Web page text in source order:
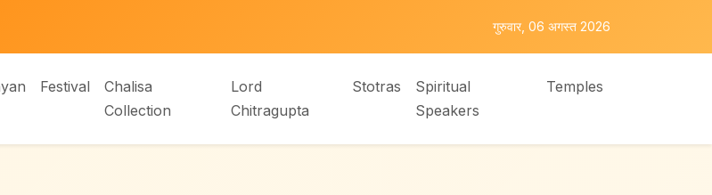
गुरुवार, 06 अगस्त 2026
Festival
Chalisa
Collection
Lord
Chitragupta
Stotras
Spiritual
Speakers
Temples